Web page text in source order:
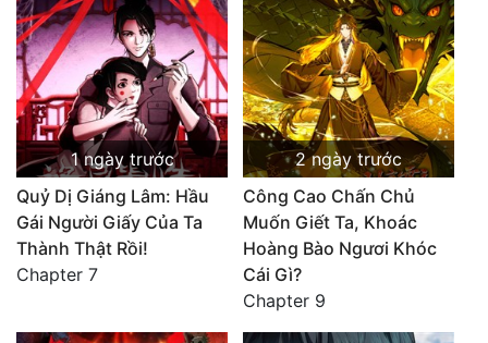
1 ngày trước
Quỷ Dị Giáng Lâm: Hầu
Gái Người Giấy Của Ta
Thành Thật Rồi!
Chapter 7
2 ngày trước
Công Cao Chấn Chủ
Muốn Giết Ta, Khoác
Hoàng Bào Ngươi Khóc
Cái Gì?
Chapter 9